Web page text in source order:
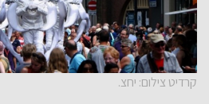
קרדיט צילום: יחצ.